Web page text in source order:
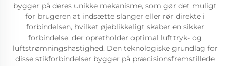
bygger på deres unikke mekanisme, som gør det muligt
for brugeren at indsætte slanger eller rør direkte i
forbindelsen, hvilket øjeblikkeligt skaber en sikker
forbindelse, der opretholder optimal lufttryk- og
luftstrømningshastighed. Den teknologiske grundlag for
disse stikforbindelser bygger på præcisionsfremstillede